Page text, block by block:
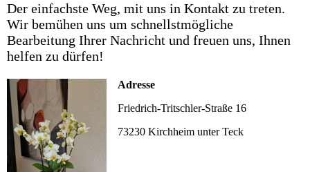
Der einfachste Weg, mit uns in Kontakt zu treten.
Wir bemühen uns um schnellstmögliche
Bearbeitung Ihrer Nachricht und freuen uns, Ihnen
helfen zu dürfen!
Adresse
Friedrich-Tritschler-Straße 16
73230 Kirchheim unter Teck